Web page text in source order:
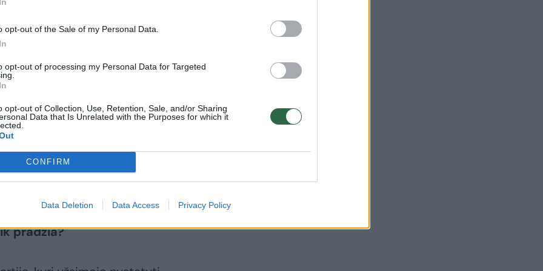
opt-out of the Sale of my Personal Data.
opt-out of processing my Personal Data for Targeted
opt-out of Collection, Use, Retention, Sale, and/or Sharing
Data that Is Unrelated with the Purposes for which it
CONFIRM
Data Deletion Data Access Privacy Policy
finansinė veikla yra skaidri, kai
rekomenduojama to nedaryti, o vėliau
iš skyriaus valdybos narių, galėjo
kuris yra nešamas už paslaugas
skyriaus pirmininkės(S.Dagės, –
ir nori įtvirtinti šitą butelių nešiojimo
manau, kad viskas būtų buvę gerai.
jog ši partija – paskubomis
mišrainę. Kyla daugybė
pradžia?